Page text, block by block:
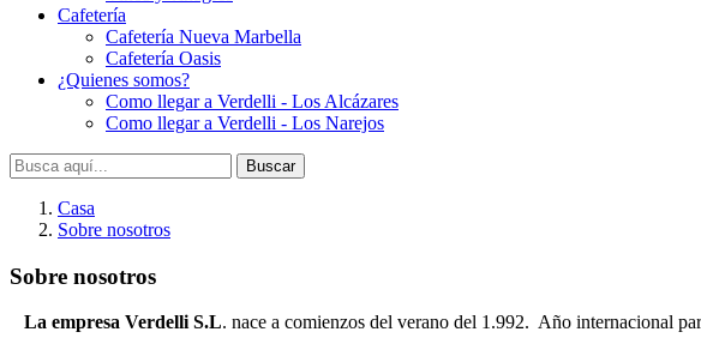
Cafetería
Cafetería Nueva Marbella
Cafetería Oasis
¿Quienes somos?
Como llegar a Verdelli - Los Alcázares
Como llegar a Verdelli - Los Narejos
Buscar
Casa
Sobre nosotros
Sobre nosotros
La empresa Verdelli S.L. nace a comienzos del verano del 1.992. Año internacional